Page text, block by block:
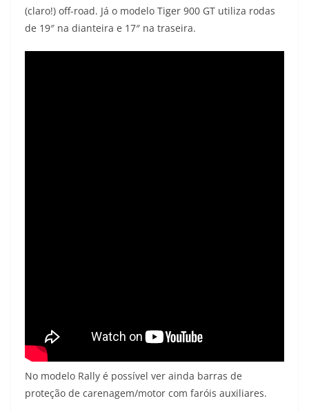
(claro!) off-road. Já o modelo Tiger 900 GT utiliza rodas
de 19″ na dianteira e 17″ na traseira.
No modelo Rally é possível ver ainda barras de
proteção de carenagem/motor com faróis auxiliares.